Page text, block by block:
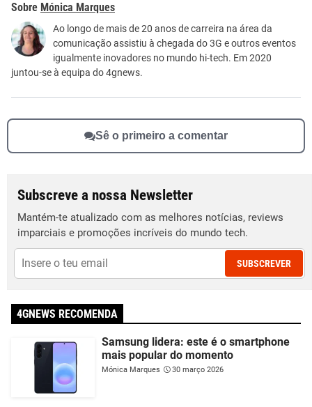
Este conteúdo não tem a informação que procuro
Outro
Mónica Marques
Ao longo de mais de 20 anos de carreira na área da
comunicação assistiu à chegada do 3G e outros eventos
igualmente inovadores no mundo hi-tech. Em 2020
juntou-se à equipa do 4gnews.
Sê o primeiro a comentar
Subscreve a nossa Newsletter
Mantém-te atualizado com as melhores notícias, reviews
imparciais e promoções incríveis do mundo tech.
SUBSCREVER
4GNEWS RECOMENDA
Samsung lidera: este é o smartphone
mais popular do momento
Mónica Marques 30 março 2026